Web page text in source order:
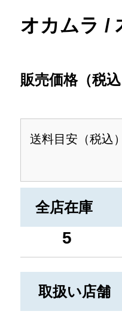
オカムラ /
販売価格（税込
送料目安（税込
全店在庫
5
取扱い店舗